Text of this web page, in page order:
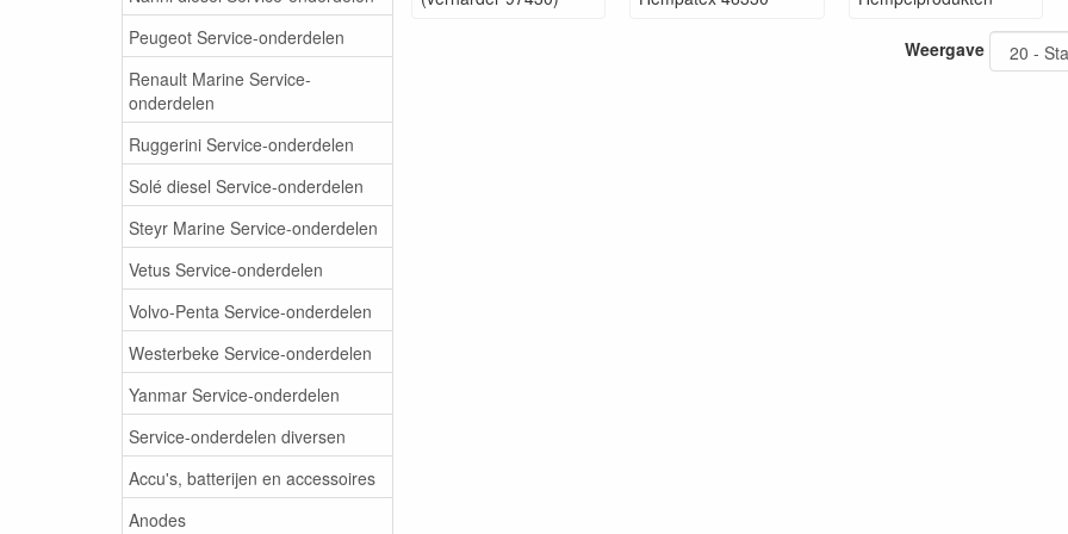
Peugeot Service-onderdelen
Renault Marine Service-
onderdelen
Ruggerini Service-onderdelen
Solé diesel Service-onderdelen
Steyr Marine Service-onderdelen
Vetus Service-onderdelen
Volvo-Penta Service-onderdelen
Westerbeke Service-onderdelen
Yanmar Service-onderdelen
Service-onderdelen diversen
Accu's, batterijen en accessoires
Anodes
Weergave